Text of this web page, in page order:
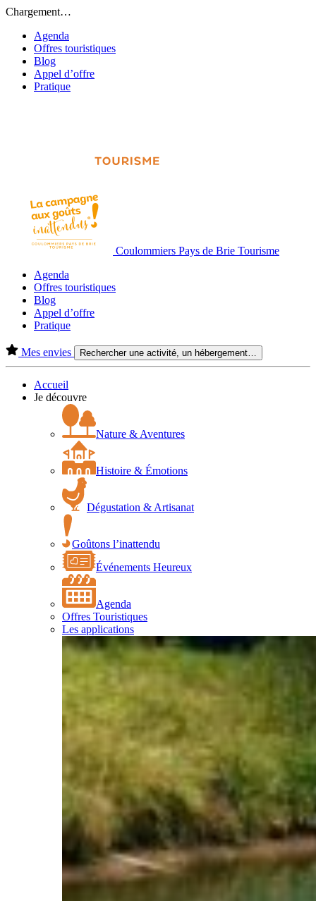
Chargement…
Agenda
Offres touristiques
Blog
Appel d’offre
Pratique
Coulommiers Pays de Brie Tourisme
Agenda
Offres touristiques
Blog
Appel d’offre
Pratique
Mes envies Rechercher une activité, un hébergement…
Accueil
Je découvre
Nature & Aventures
Histoire & Émotions
Dégustation & Artisanat
Goûtons l’inattendu
Événements Heureux
Agenda
Offres Touristiques
Les applications